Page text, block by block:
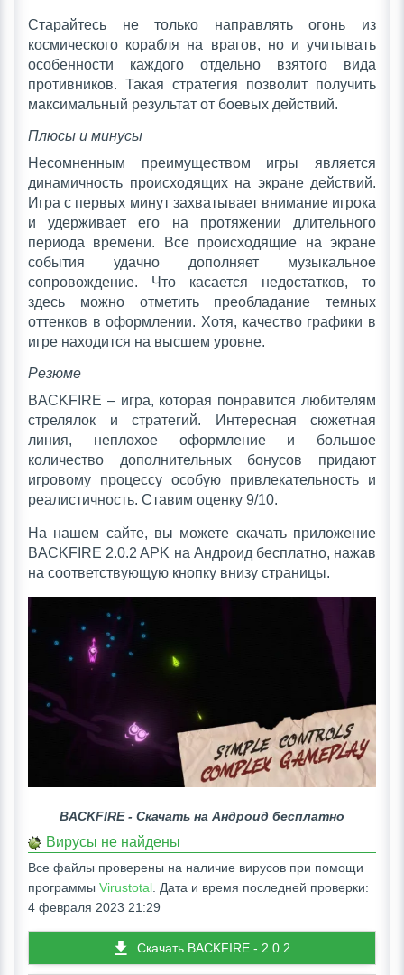
Старайтесь не только направлять огонь из
космического корабля на врагов, но и учитывать
особенности каждого отдельно взятого вида
противников. Такая стратегия позволит получить
максимальный результат от боевых действий.
Плюсы и минусы
Несомненным преимуществом игры является
динамичность происходящих на экране действий.
Игра с первых минут захватывает внимание игрока
и удерживает его на протяжении длительного
периода времени. Все происходящие на экране
события удачно дополняет музыкальное
сопровождение. Что касается недостатков, то
здесь можно отметить преобладание темных
оттенков в оформлении. Хотя, качество графики в
игре находится на высшем уровне.
Резюме
BACKFIRE – игра, которая понравится любителям
стрелялок и стратегий. Интересная сюжетная
линия, неплохое оформление и большое
количество дополнительных бонусов придают
игровому процессу особую привлекательность и
реалистичность. Ставим оценку 9/10.
На нашем сайте, вы можете скачать приложение
BACKFIRE 2.0.2 APK на Андроид бесплатно, нажав
на соответствующую кнопку внизу страницы.
BACKFIRE - Скачать на Андроид бесплатно
Вирусы не найдены
Все файлы проверены на наличие вирусов при помощи
программы Virustotal . Дата и время последней проверки:
4 февраля 2023 21:29
Скачать BACKFIRE - 2.0.2